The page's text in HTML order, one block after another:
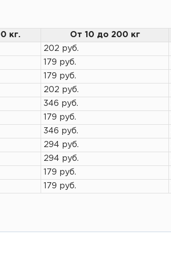
кг. От 10 до 200 кг
202 руб.
179 руб.
179 руб.
202 руб.
346 руб.
179 руб.
346 руб.
294 руб.
294 руб.
179 руб.
179 руб.